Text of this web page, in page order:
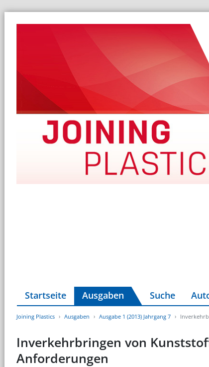
Startseite Ausgaben Suche
Joining Plastics Ausgaben Ausgabe 1 (2013) Jahrgang 7
Inverkehrbringen von
Anforderungen